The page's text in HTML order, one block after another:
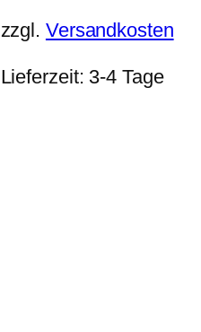
zzgl. Versandkosten
Lieferzeit: 3-4 Tage